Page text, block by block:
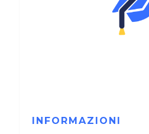
INFORMAZIONI